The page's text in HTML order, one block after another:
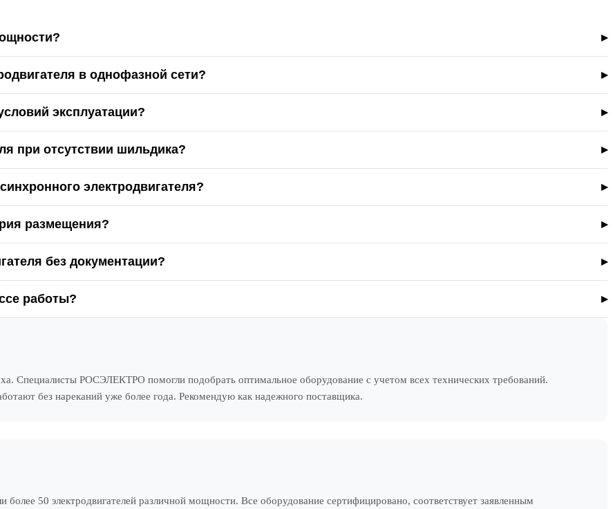
в однофазной сети?
эксплуатации?
при отсутствии шильдика?
электродвигателя?
размещения?
без документации?
работы?
Специалисты РОСЭЛЕКТРО помогли подобрать оптимальное оборудование с учетом всех технических требований.
без нареканий уже более года. Рекомендую как надежного поставщика.
50 электродвигателей различной мощности. Все оборудование сертифицировано, соответствует заявленным